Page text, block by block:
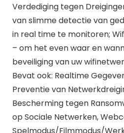
Verdediging tegen
van slimme detectie van
in real time te monitoren;
– om het even waar en
beveiliging van uw
Bevat ook: Realtime
Preventie van
Bescherming tegen
op Sociale Netwerken,
Spelmodus/Filmmodus/